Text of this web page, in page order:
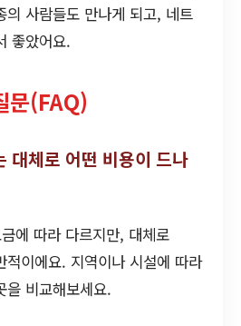
의 사람들도 만나게 되고, 네트
좋았어요.
문(FAQ)
대체로 어떤 비용이 드나
에 따라 다르지만, 대체로
이에요. 지역이나 시설에 따라
을 비교해보세요.